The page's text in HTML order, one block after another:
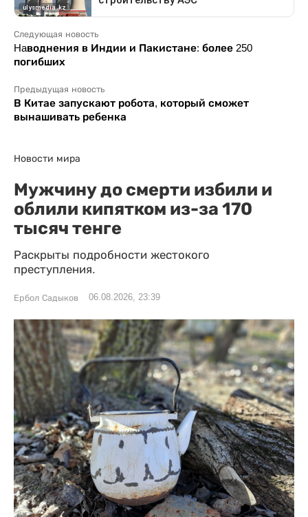
Следующая новость
Haводнения в Индии и Пакистане: более 250
погибших
Предыдущая новость
В Китае запускают робота, который сможет
вынашивать ребенка
Новости мира
Мужчину до смерти избили и
облили кипятком из-за 170
тысяч тенге
Раскрыты подробности жестокого
преступления.
Ербол Садыков 06.08.2026, 23:39